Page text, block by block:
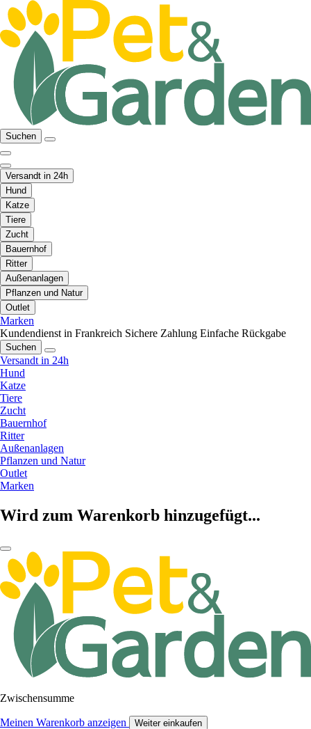
Suchen
Versandt in 24h
Hund
Katze
Tiere
Zucht
Bauernhof
Ritter
Außenanlagen
Pflanzen und Natur
Outlet
Marken
Kundendienst in Frankreich Sichere Zahlung Einfache Rückgabe
Suchen
Versandt in 24h
Hund
Katze
Tiere
Zucht
Bauernhof
Ritter
Außenanlagen
Pflanzen und Natur
Outlet
Marken
Wird zum Warenkorb hinzugefügt...
Zwischensumme
Meinen Warenkorb anzeigen Weiter einkaufen